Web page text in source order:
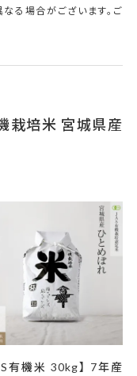
る場合がございます。ご
栽培米 宮城県産
有機米 30kg】 7年産